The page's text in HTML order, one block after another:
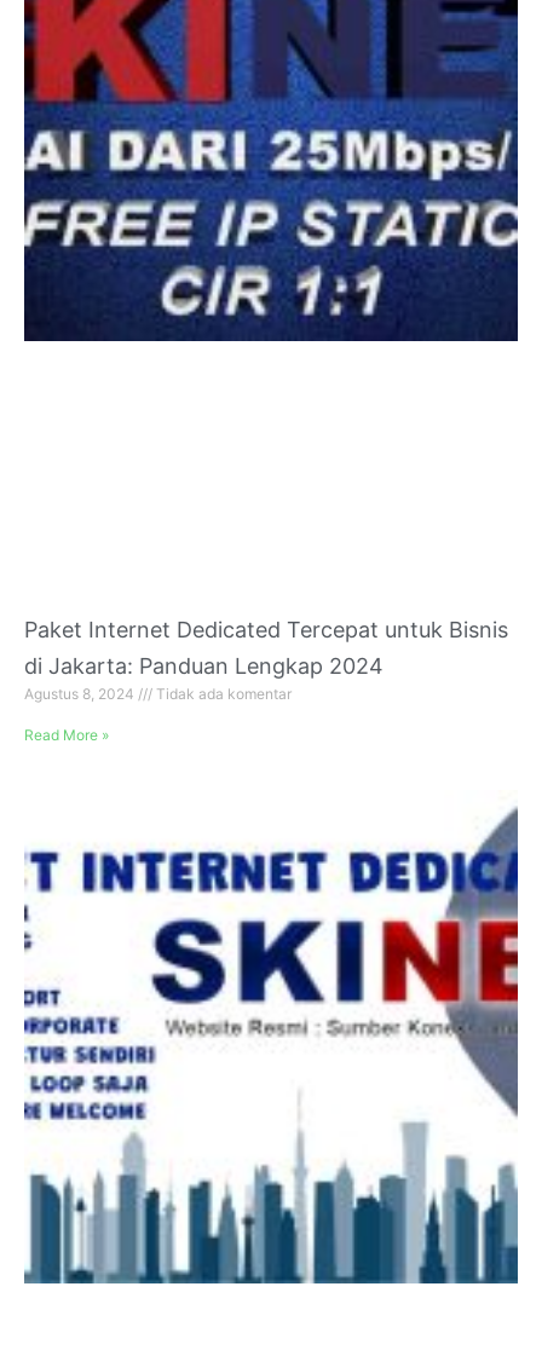
Paket Internet Dedicated Tercepat untuk Bisnis
di Jakarta: Panduan Lengkap 2024
Agustus 8, 2024 Tidak ada komentar
Read More »